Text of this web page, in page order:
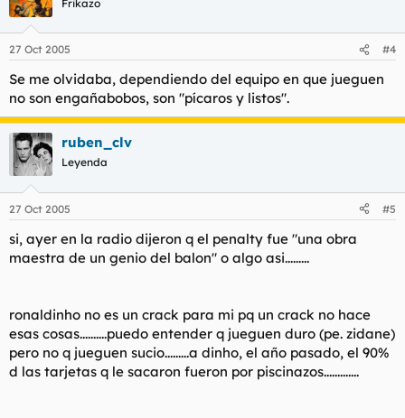
Frikazo
27 Oct 2005 #4
Se me olvidaba, dependiendo del equipo en que jueguen
no son engañabobos, son "pícaros y listos".
ruben_clv
Leyenda
27 Oct 2005 #5
si, ayer en la radio dijeron q el penalty fue "una obra
maestra de un genio del balon" o algo asi.........
ronaldinho no es un crack para mi pq un crack no hace
esas cosas..........puedo entender q jueguen duro (pe. zidane)
pero no q jueguen sucio.........a dinho, el año pasado, el 90%
d las tarjetas q le sacaron fueron por piscinazos.............